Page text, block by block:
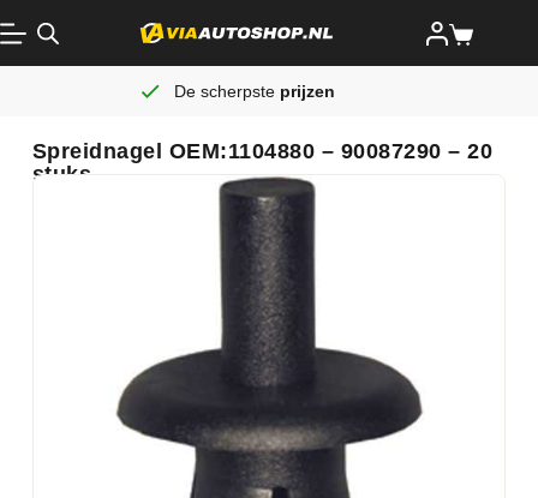
De scherpste prijzen
Spreidnagel OEM:1104880 – 90087290 – 20
stuks